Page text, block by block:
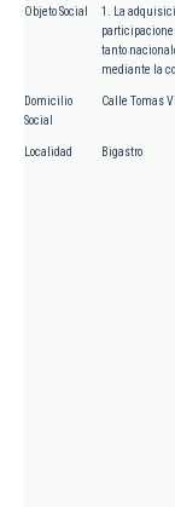
Objeto Social
1. La
tanto
mediante la
Domicilio
Social
Calle Tomas
Localidad Bigastro